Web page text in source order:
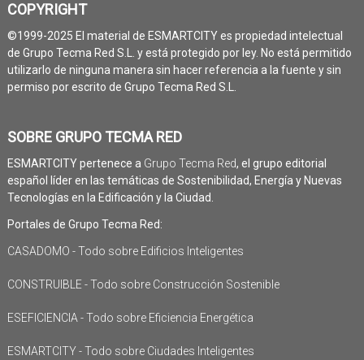
COPYRIGHT
©1999-2025 El material de ESMARTCITY es propiedad intelectual
de Grupo Tecma Red S.L. y está protegido por ley. No está permitido
utilizarlo de ninguna manera sin hacer referencia a la fuente y sin
permiso por escrito de Grupo Tecma Red S.L.
SOBRE GRUPO TECMA RED
ESMARTCITY pertenece a Grupo Tecma Red, el grupo editorial
español líder en las temáticas de Sostenibilidad, Energía y Nuevas
Tecnologías en la Edificación y la Ciudad.
Portales de Grupo Tecma Red:
CASADOMO - Todo sobre Edificios Inteligentes
CONSTRUIBLE - Todo sobre Construcción Sostenible
ESEFICIENCIA - Todo sobre Eficiencia Energética
ESMARTCITY - Todo sobre Ciudades Inteligentes